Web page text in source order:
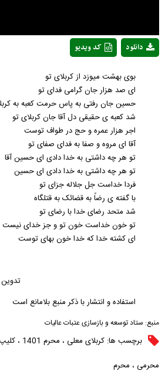
کد ویدیو دانلود
بوی بهشت‌ میوزد از کربلای تو
ای صد هزار جان گرامی فدای تو
حسین جان رفتی به پاس حرمت کعبه به
شد کعبه ی حقیقی دل آقا جان کربلای تو
اجر هزار عمره و حج در طواف توست
آقا ای مروه و صفا به فدای صفای تو
تو هر چه داشتی به خدا دادی ای حسین آقا
تو هر چه داشتی به خدا دادی ای حسین
فردا خداست جل جلاله جزای تو
با گفته ی رضاً به قضائک به قتلگاه
شد متحد رضای خدا با رضای تو
تو خون خداست خون تو و جز خدای نیست
ای کشته خدا که خدا خون بهای توست
استفاده و انتشار با ذکر منبع بلامانع است
منبع: ستاد توسعه و بازسازی عتبات عالیات
برچسب ها: کربلای معلی ، محرم 1401 ،
محرمی ، محرم